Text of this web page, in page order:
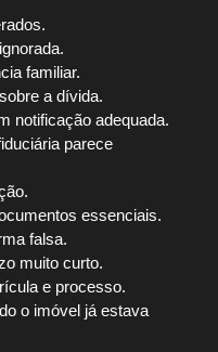
familiar.
a dívida.
notificação adequada.
parece
essenciais.
falsa.
muito curto.
e processo.
o imóvel já estava